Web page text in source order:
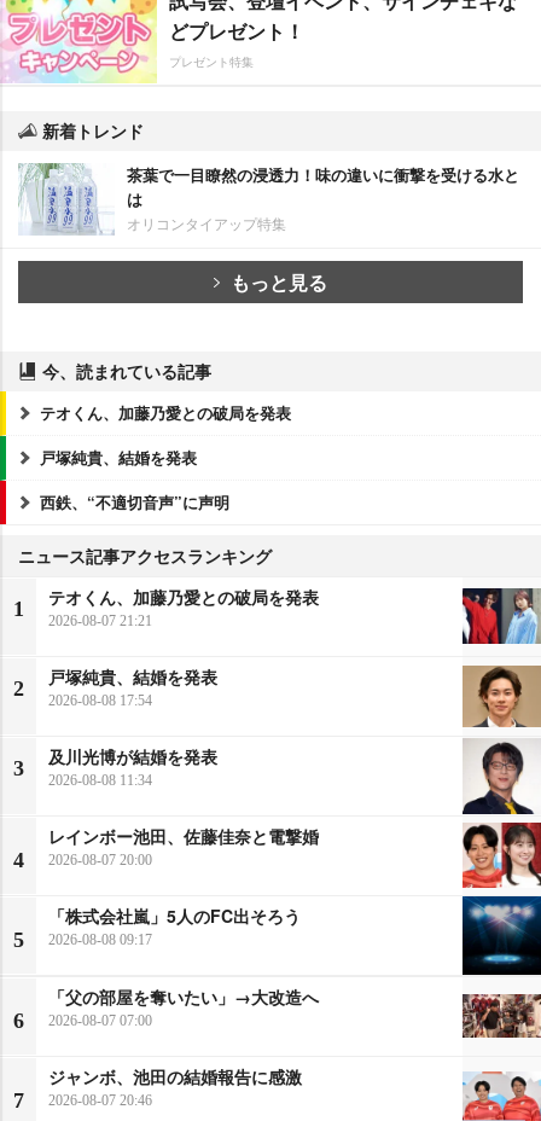
どプレゼント！
プレゼント特集
新着トレンド
茶葉で一目瞭然の浸透力！味の違いに衝撃を受ける水と
は
オリコンタイアップ特集
もっと見る
今、読まれている記事
テオくん、加藤乃愛との破局を発表
戸塚純貴、結婚を発表
西鉄、“不適切音声”に声明
ニュース記事アクセスランキング
1
テオくん、加藤乃愛との破局を発表
2026-08-07 21:21
2
戸塚純貴、結婚を発表
2026-08-08 17:54
3
及川光博が結婚を発表
2026-08-08 11:34
4
レインボー池田、佐藤佳奈と電撃婚
2026-08-07 20:00
5
「株式会社嵐」5人のFC出そろう
2026-08-08 09:17
6
「父の部屋を奪いたい」→大改造へ
2026-08-07 07:00
7
ジャンボ、池田の結婚報告に感激
2026-08-07 20:46